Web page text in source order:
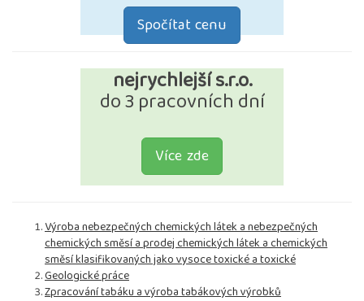
Spočítat cenu
nejrychlejší s.r.o.
do 3 pracovních dní
Více zde
Výroba nebezpečných chemických látek a nebezpečných
chemických směsí a prodej chemických látek a chemických
směsí klasifikovaných jako vysoce toxické a toxické
Geologické práce
Zpracování tabáku a výroba tabákových výrobků